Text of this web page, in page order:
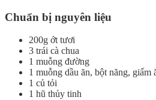
Chuẩn bị nguyên liệu
200g ớt tươi
3 trái cà chua
1 muỗng đường
1 muỗng dầu ăn, bột năng, giấm
1 củ tỏi
1 hũ thủy tinh